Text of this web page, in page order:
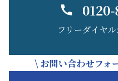
フリーダイヤ
\ お問い合わせフォ